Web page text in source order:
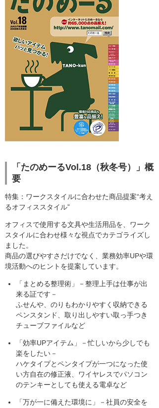
「たのめーるVol.18（秋冬号）」概
要
特集：ワークスタイルに合わせた商品提案“考え
るオフィススタイル”
オフィスで使用する文具や生活用品を、ワーク
スタイルに合わせ様々な視点でカテゴライズし
ました。
商品の選びやすさだけでなく、業務効率UPや環
境活動へのヒントを提案しています。
「まとめる整理術」－整理上手は仕事が出
来る証です－
ふせんや、のりもわかりやすく収納できる
ペンスタンド、取り出しやすい取っ手つき
チューブファイルなど
「効率UPアイテム」－忙しいから少しでも
楽をしたい－
ハケタイプとペンタイプが一つになった使
い方自在の修正液、ワイヤレスでパソコン
のテンキーとしても使える電卓など
「万が一に備えた環境に」－社員の安全を